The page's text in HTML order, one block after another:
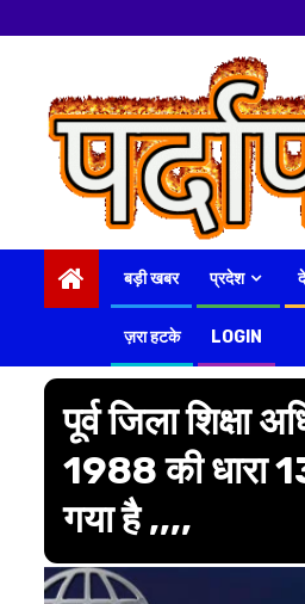
content
बड़ी खबर प्रदेश
ज़रा हटके LOGIN
पूर्व जिला शिक्षा
1988 की धारा
गया है ,,,,